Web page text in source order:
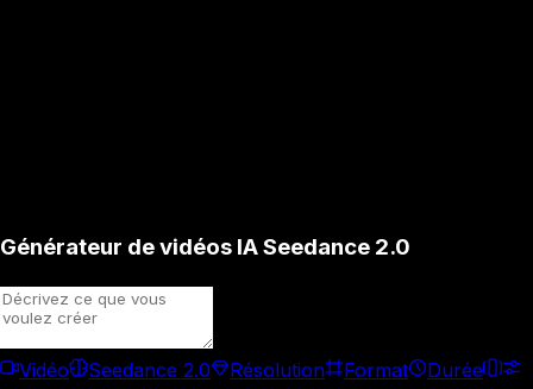
Générateur de vidéos IA Seedance 2.0
Vidéo Seedance 2.0 Résolution Format Durée